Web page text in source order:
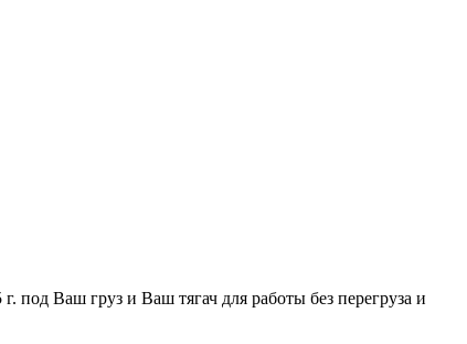
Ваш груз и Ваш тягач для работы без перегруза и